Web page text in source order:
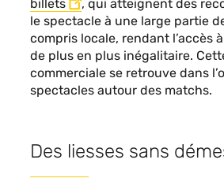
billets
, qui atteignent des
le spectacle à une large partie
compris locale, rendant l’accès
de plus en plus inégalitaire.
commerciale se retrouve dans
spectacles autour des matchs.
Des liesses sans